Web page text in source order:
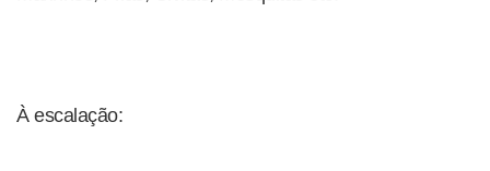
À escalação: